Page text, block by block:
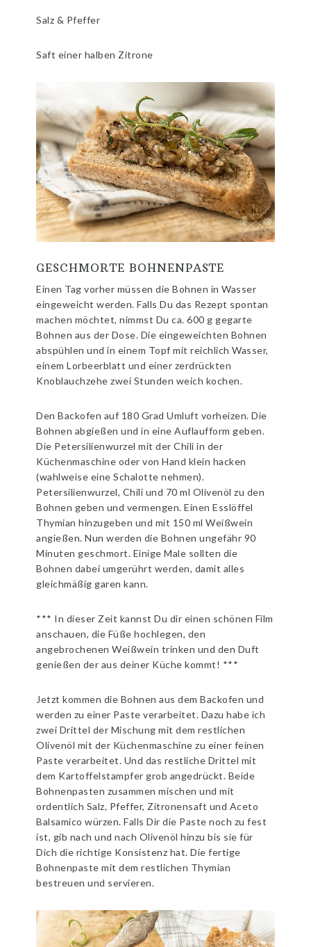
Salz & Pfeffer
Saft einer halben Zitrone
GESCHMORTE BOHNENPASTE
Einen Tag vorher müssen die Bohnen in Wasser
eingeweicht werden. Falls Du das Rezept spontan
machen möchtet, nimmst Du ca. 600 g gegarte
Bohnen aus der Dose. Die eingeweichten Bohnen
abspühlen und in einem Topf mit reichlich Wasser,
einem Lorbeerblatt und einer zerdrückten
Knoblauchzehe zwei Stunden weich kochen.
Den Backofen auf 180 Grad Umluft vorheizen. Die
Bohnen abgießen und in eine Auflaufform geben.
Die Petersilienwurzel mit der Chili in der
Küchenmaschine oder von Hand klein hacken
(wahlweise eine Schalotte nehmen).
Petersilienwurzel, Chili und 70 ml Olivenöl zu den
Bohnen geben und vermengen. Einen Esslöffel
Thymian hinzugeben und mit 150 ml Weißwein
angießen. Nun werden die Bohnen ungefähr 90
Minuten geschmort. Einige Male sollten die
Bohnen dabei umgerührt werden, damit alles
gleichmäßig garen kann.
*** In dieser Zeit kannst Du dir einen schönen Film
anschauen, die Füße hochlegen, den
angebrochenen Weißwein trinken und den Duft
genießen der aus deiner Küche kommt! ***
Jetzt kommen die Bohnen aus dem Backofen und
werden zu einer Paste verarbeitet. Dazu habe ich
zwei Drittel der Mischung mit dem restlichen
Olivenöl mit der Küchenmaschine zu einer feinen
Paste verarbeitet. Und das restliche Drittel mit
dem Kartoffelstampfer grob angedrückt. Beide
Bohnenpasten zusammen mischen und mit
ordentlich Salz, Pfeffer, Zitronensaft und Aceto
Balsamico würzen. Falls Dir die Paste noch zu fest
ist, gib nach und nach Olivenöl hinzu bis sie für
Dich die richtige Konsistenz hat. Die fertige
Bohnenpaste mit dem restlichen Thymian
bestreuen und servieren.